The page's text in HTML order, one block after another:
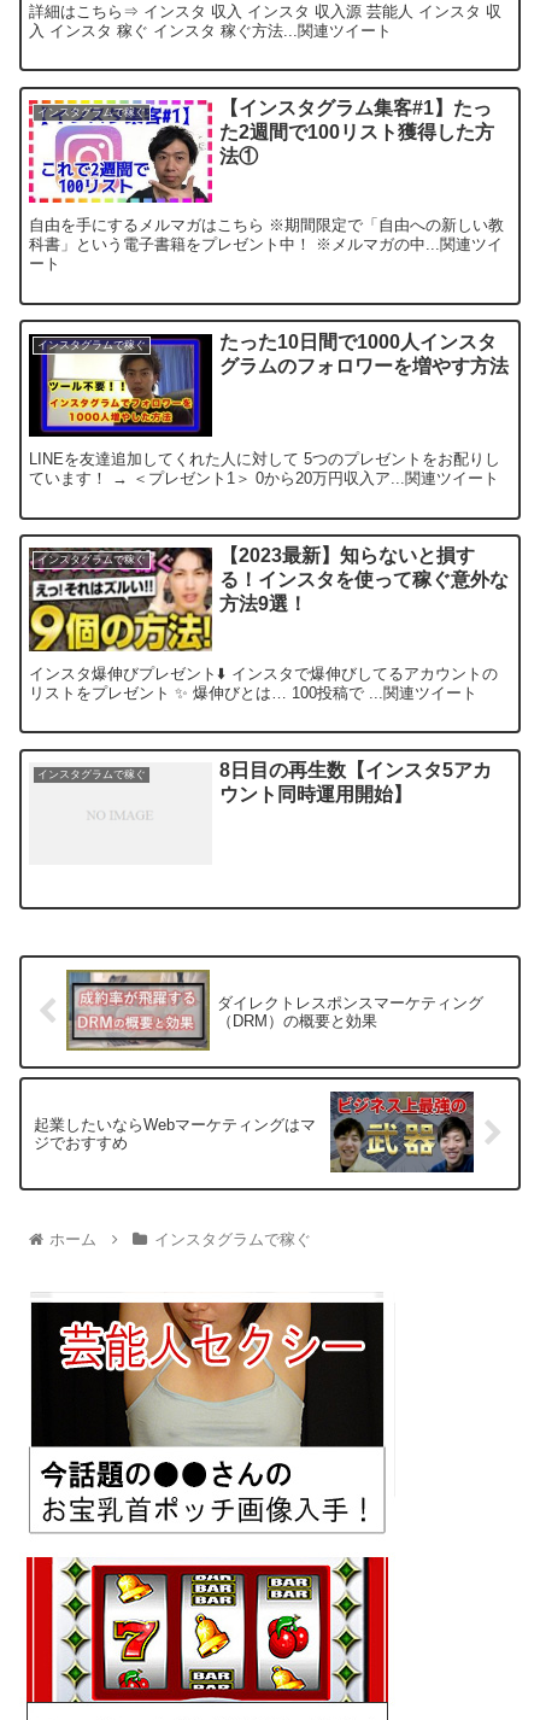
詳細はこちら⇒ インスタ 収入 インスタ 収入源 芸能人 インスタ 収
入 インスタ 稼ぐ インスタ 稼ぐ方法...関連ツイート
インスタグラムで稼ぐ
【インスタグラム集客#1】たっ
た2週間で100リスト獲得した方
法①
自由を手にするメルマガはこちら ※期間限定で「自由への新しい教
科書」という電子書籍をプレゼント中！ ※メルマガの中...関連ツイ
ート
インスタグラムで稼ぐ
たった10日間で1000人インスタ
グラムのフォロワーを増やす方法
LINEを友達追加してくれた人に対して 5つのプレゼントをお配りし
ています！ → ＜プレゼント1＞ 0から20万円収入ア...関連ツイート
インスタグラムで稼ぐ
【2023最新】知らないと損す
る！インスタを使って稼ぐ意外な
方法9選！
インスタ爆伸びプレゼント⬇️ インスタで爆伸びしてるアカウントの
リストをプレゼント ✨ 爆伸びとは… 100投稿で ...関連ツイート
インスタグラムで稼ぐ
8日目の再生数【インスタ5アカ
ウント同時運用開始】
ダイレクトレスポンスマーケティング
（DRM）の概要と効果
起業したいならWebマーケティングはマ
ジでおすすめ
ホーム インスタグラムで稼ぐ